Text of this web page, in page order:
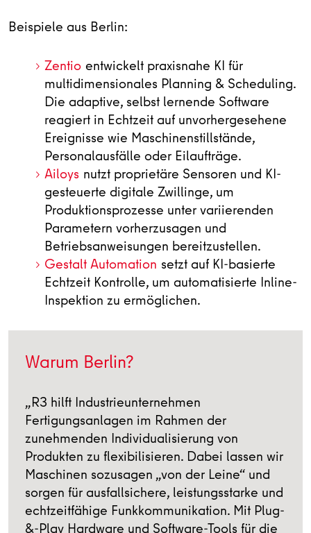
Beispiele aus Berlin:
Zentio entwickelt praxisnahe KI für
multidimensionales Planning & Scheduling.
Die adaptive, selbst lernende Software
reagiert in Echtzeit auf unvorhergesehene
Ereignisse wie Maschinenstillstände,
Personalausfälle oder Eilaufträge.
Ailoys nutzt proprietäre Sensoren und KI-
gesteuerte digitale Zwillinge, um
Produktionsprozesse unter variierenden
Parametern vorherzusagen und
Betriebsanweisungen bereitzustellen.
Gestalt Automation setzt auf KI-basierte
Echtzeit Kontrolle, um automatisierte Inline-
Inspektion zu ermöglichen.
Warum Berlin?
„R3 hilft Industrieunternehmen
Fertigungsanlagen im Rahmen der
zunehmenden Individualisierung von
Produkten zu flexibilisieren. Dabei lassen wir
Maschinen sozusagen „von der Leine“ und
sorgen für ausfallsichere, leistungsstarke und
echtzeitfähige Funkkommunikation. Mit Plug-
&-Play Hardware und Software-Tools für die